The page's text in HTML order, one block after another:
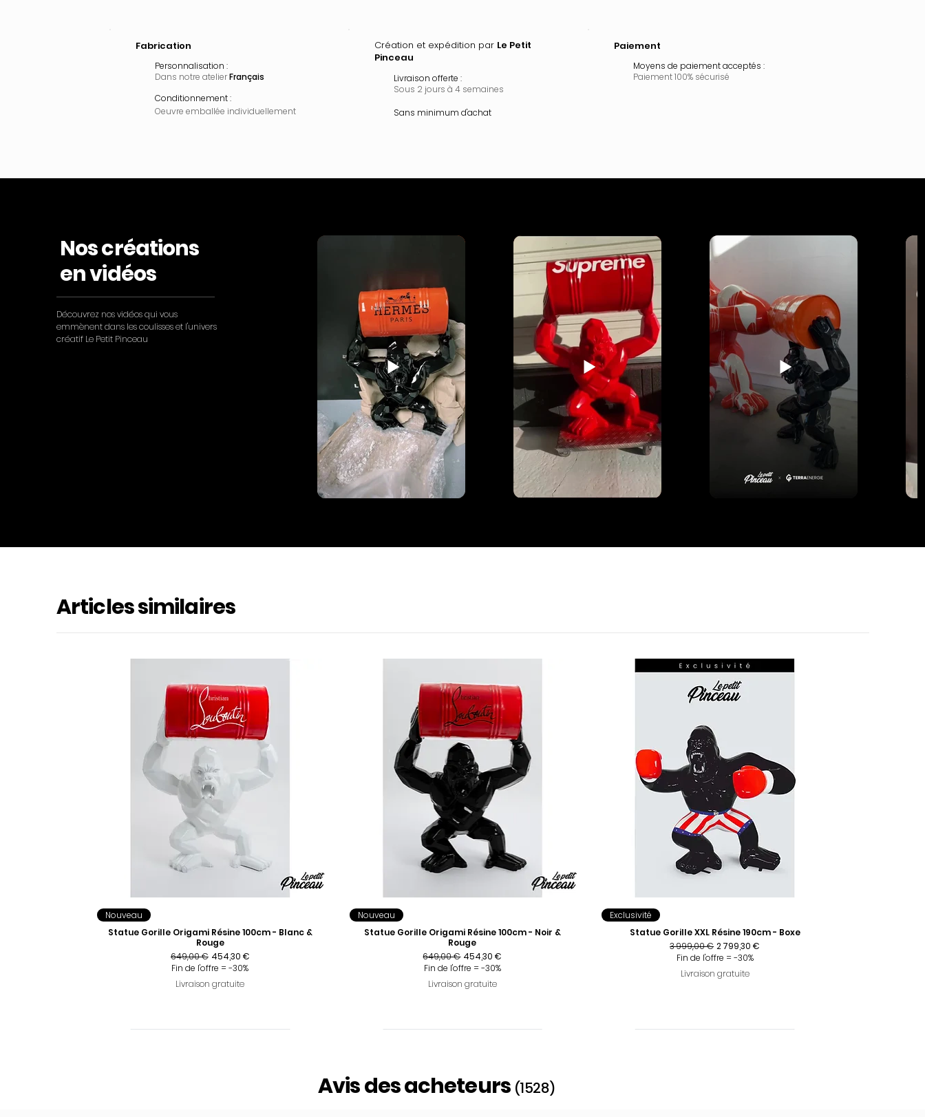
Fabrication
Personnalisation :
Dans notre atelierFrançais
Conditionnement :
Oeuvre emballée individuellement
Création et expédition par Le Petit
Pinceau
Livraison offerte :
Sous 2 jours à 4 semaines
Sans minimum d'achat
Paiement
Moyens de paiement acceptés :
Paiement 100% sécurisé
Nos créations
en vidéos
Découvrez nos vidéos qui vous
emmènent dans les coulisses et l'univers
créatif Le Petit Pinceau
Articles similaires
Nouveau
Statue Gorille Origami Résine 100cm - Blanc &
Rouge
Prix original
649,00 € Prix promotionnel
454,30 €
Fin de l'offre = -30%
Livraison gratuite
Nouveau
Statue Gorille Origami Résine 100cm - Noir &
Rouge
Prix original
649,00 € Prix promotionnel
454,30 €
Fin de l'offre = -30%
Livraison gratuite
Exclusivité
Statue Gorille XXL Résine 190cm - Boxe
Prix original
3 999,00 € Prix promotionnel
2 799,30 €
Fin de l'offre = -30%
Livraison gratuite
Avis des acheteurs (1528)